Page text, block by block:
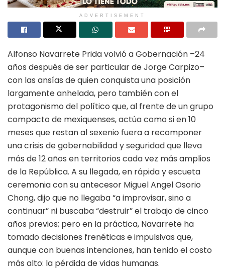
ADVERTISEMENT
Alfonso Navarrete Prida volvió a Gobernación –24
años después de ser particular de Jorge Carpizo–
con las ansías de quien conquista una posición
largamente anhelada, pero también con el
protagonismo del político que, al frente de un grupo
compacto de mexiquenses, actúa como si en 10
meses que restan al sexenio fuera a recomponer
una crisis de gobernabilidad y seguridad que lleva
más de 12 años en territorios cada vez más amplios
de la República. A su llegada, en rápida y escueta
ceremonia con su antecesor Miguel Angel Osorio
Chong, dijo que no llegaba “a improvisar, sino a
continuar” ni buscaba “destruir” el trabajo de cinco
años previos; pero en la práctica, Navarrete ha
tomado decisiones frenéticas e impulsivas que,
aunque con buenas intenciones, han tenido el costo
más alto: la pérdida de vidas humanas.